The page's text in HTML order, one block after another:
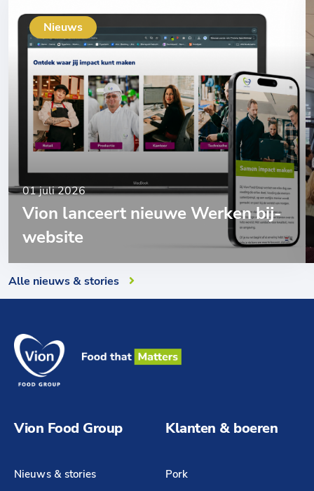
Nieuws
01 juli 2026
Vion lanceert nieuwe Werken bij-
website
Alle nieuws & stories
Vion Food Group
Nieuws & stories
Klanten & boeren
Pork